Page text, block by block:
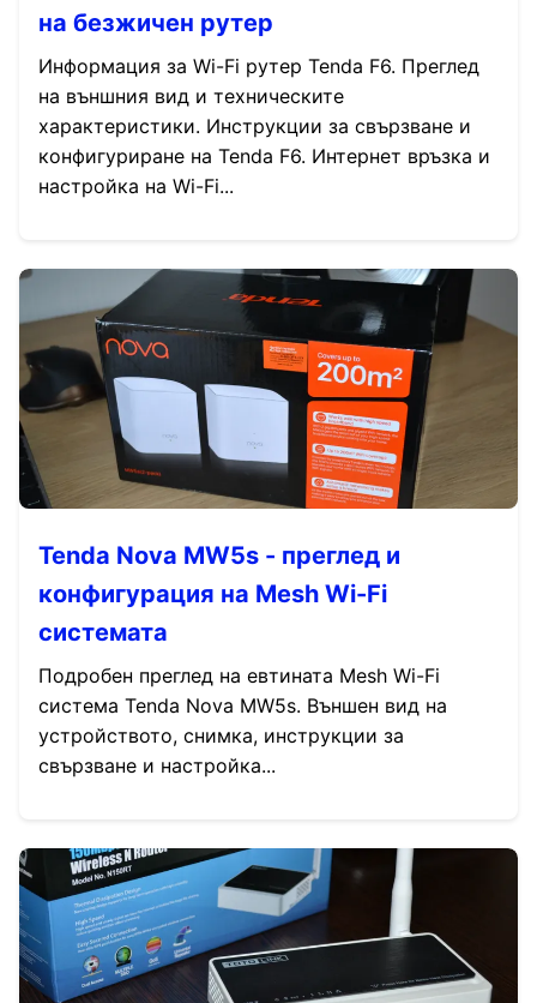
на безжичен рутер
Информация за Wi-Fi рутер Tenda F6. Преглед
на външния вид и техническите
характеристики. Инструкции за свързване и
конфигуриране на Tenda F6. Интернет връзка и
настройка на Wi-Fi...
Tenda Nova MW5s - преглед и
конфигурация на Mesh Wi-Fi
системата
Подробен преглед на евтината Mesh Wi-Fi
система Tenda Nova MW5s. Външен вид на
устройството, снимка, инструкции за
свързване и настройка...